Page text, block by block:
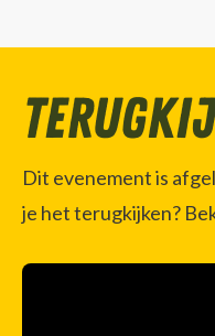
Dit evenement is
je het terugkijken?